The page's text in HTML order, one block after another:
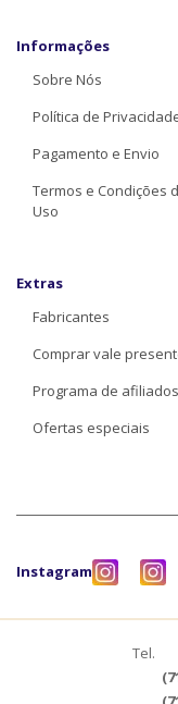
Informações
Sobre Nós
Política de
Pagamento e Envio
Termos e Condições
Uso
Extras
Fabricantes
Comprar vale
Programa de afiliados
Ofertas especiais
Instagram
Tel.